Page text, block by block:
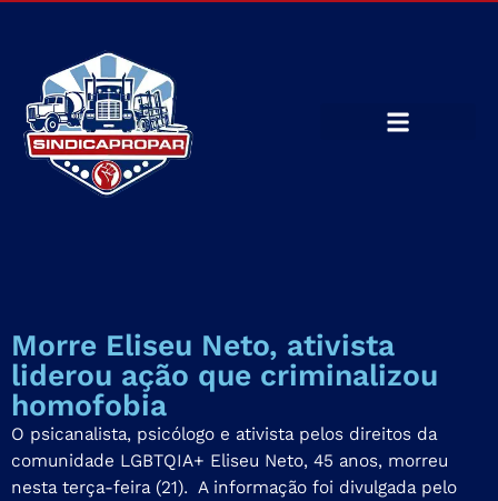
Morre Eliseu Neto, ativista
liderou ação que criminalizou
homofobia
O psicanalista, psicólogo e ativista pelos direitos da
comunidade LGBTQIA+ Eliseu Neto, 45 anos, morreu
nesta terça-feira (21). A informação foi divulgada pelo